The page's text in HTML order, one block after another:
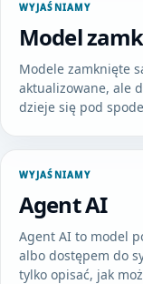
WYJAŚNIAMY
Model
Modele zamknięte
aktualizowane, ale
dzieje się pod
WYJAŚNIAMY
Agent AI
Agent AI to model
albo dostępem do
tylko opisać, jak